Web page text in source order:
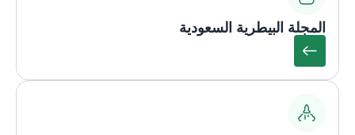
المجلة البيطرية السعودية